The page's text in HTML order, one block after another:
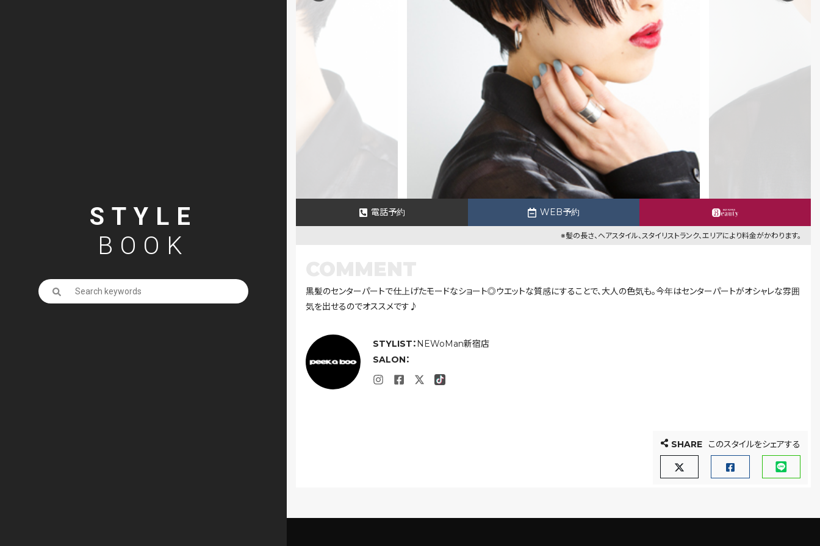
STYLE
BOOK
電話予約 WEB予約
※髪の長さ、ヘアスタイル、スタイリストランク、エリアにより料金がかわります。
STYLIST： NEWoMan新宿店
SALON：
黒髪のセンターパートで仕上げたモードなショート◎ウエットな質感にすることで、大人の色気も。今年はセンターパートがオシャレな雰囲
気を出せるのでオススメです♪
SHARE このスタイルをシェアする